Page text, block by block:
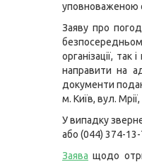
уповноваженою
Заяву про
організації,
направити на
документи
м. Київ, вул. Мрії,
У випадку
або (044) 374-13-
Заява щодо